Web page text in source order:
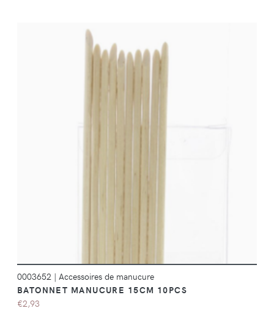
0003652 | Accessoires de manucure
BATONNET MANUCURE 15CM 10PCS
€2,93